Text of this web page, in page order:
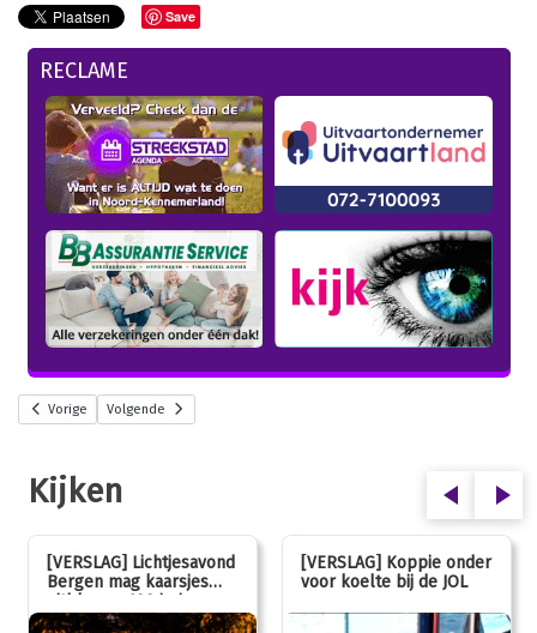
Save
RECLAME
Vorige Volgende
Kijken
[VERSLAG] Lichtjesavond
Bergen mag kaarsjes
uitblazen: 100 jarig
jubileum!
[VERSLAG] Koppie onder
voor koelte bij de JOL